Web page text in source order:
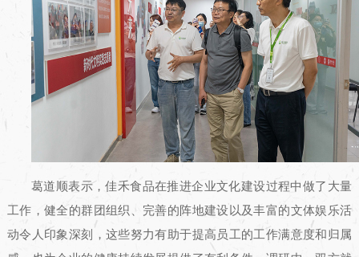
葛道顺表示，佳禾食品在推进企业文化建设过程中做了大量
工作，健全的群团组织、完善的阵地建设以及丰富的文体娱乐活
动令人印象深刻，这些努力有助于提高员工的工作满意度和归属